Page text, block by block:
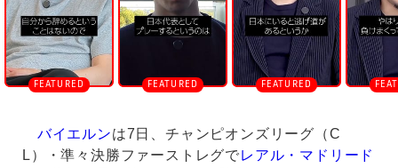
バイエルンは7日、チャンピオンズリーグ（C
L）・準々決勝ファーストレグでレアル・マドリード